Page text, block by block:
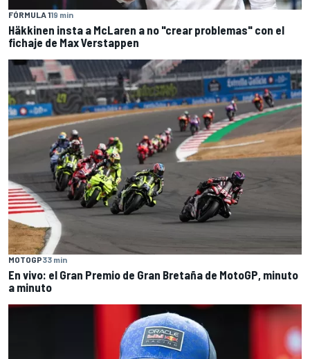
FÓRMULA 119 min
Häkkinen insta a McLaren a no "crear problemas" con el
fichaje de Max Verstappen
MOTOGP33 min
En vivo: el Gran Premio de Gran Bretaña de MotoGP, minuto
a minuto